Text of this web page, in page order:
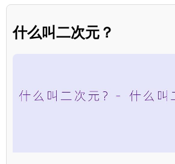
什么叫二次元？